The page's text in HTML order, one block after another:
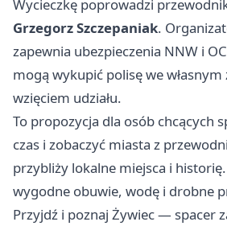
Wycieczkę poprowadzi
Grzegorz Szczepaniak.
zapewnia ubezpieczenia NNW i
mogą wykupić polisę we własnym
wzięciem udziału.
To propozycja dla osób chcących
czas i zobaczyć miasta z
przybliży lokalne miejsca i
wygodne obuwie, wodę i drobne
Przyjdź i poznaj Żywiec — spacer